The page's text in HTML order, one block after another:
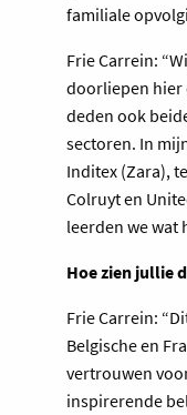
familiale
Frie Carrein:
doorliepen hier
deden ook
sectoren. In
Inditex (Zara),
Colruyt en
leerden we wat
Hoe zien jullie
Frie Carrein:
Belgische en
vertrouwen
inspirerende